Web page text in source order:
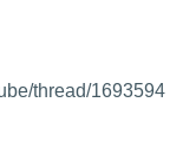
thread/1693594